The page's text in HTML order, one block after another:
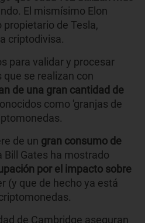
El mismísimo Elon
de Tesla,
criptodivisa.
para validar y procesar
se realizan con
de una gran cantidad de
como 'granjas de
de un gran consumo de
Bill Gates ha mostrado
por el impacto sobre
(y que de hecho ya está
de Cambridge aseguran